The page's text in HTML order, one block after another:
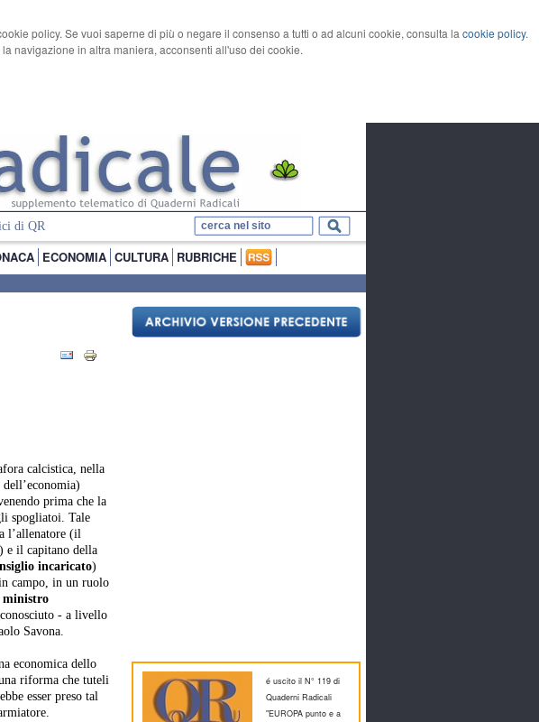
policy. Se vuoi saperne di più o negare il consenso a tutti o ad alcuni cookie, consulta la cookie policy.
navigazione in altra maniera, acconsenti all'uso dei cookie.
di QR
ECONOMIA CULTURA RUBRICHE
calcistica, nella
prima che la
spogliatoi. Tale
l’allenatore (il
) e il capitano della
incaricato)
campo, in un ruolo
ministro
- a livello
Savona.
economica dello
riforma che tuteli
esser preso tal
é uscito il N° 119 di
Quaderni Radicali
"EUROPA punto e a